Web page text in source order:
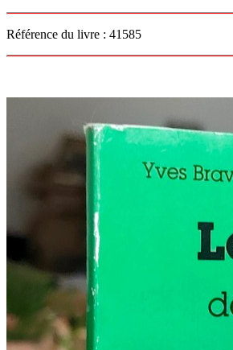
Référence du livre : 41585